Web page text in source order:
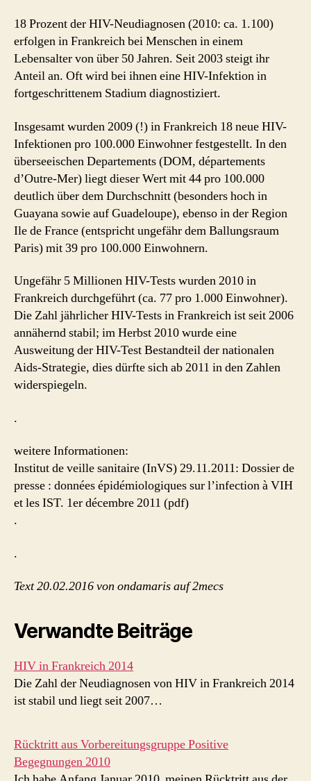
18 Prozent der HIV-Neudiagnosen (2010: ca. 1.100)
erfolgen in Frankreich bei Menschen in einem
Lebensalter von über 50 Jahren. Seit 2003 steigt ihr
Anteil an. Oft wird bei ihnen eine HIV-Infektion in
fortgeschrittenem Stadium diagnostiziert.
Insgesamt wurden 2009 (!) in Frankreich 18 neue HIV-
Infektionen pro 100.000 Einwohner festgestellt. In den
überseeischen Departements (DOM, départements
d’Outre-Mer) liegt dieser Wert mit 44 pro 100.000
deutlich über dem Durchschnitt (besonders hoch in
Guayana sowie auf Guadeloupe), ebenso in der Region
Ile de France (entspricht ungefähr dem Ballungsraum
Paris) mit 39 pro 100.000 Einwohnern.
Ungefähr 5 Millionen HIV-Tests wurden 2010 in
Frankreich durchgeführt (ca. 77 pro 1.000 Einwohner).
Die Zahl jährlicher HIV-Tests in Frankreich ist seit 2006
annähernd stabil; im Herbst 2010 wurde eine
Ausweitung der HIV-Test Bestandteil der nationalen
Aids-Strategie, dies dürfte sich ab 2011 in den Zahlen
widerspiegeln.
.
weitere Informationen:
Institut de veille sanitaire (InVS) 29.11.2011: Dossier de
presse : données épidémiologiques sur l’infection à VIH
et les IST. 1er décembre 2011 (pdf)
.
.
Text 20.02.2016 von ondamaris auf 2mecs
Verwandte Beiträge
HIV in Frankreich 2014
Die Zahl der Neudiagnosen von HIV in Frankreich 2014
ist stabil und liegt seit 2007…
Rücktritt aus Vorbereitungsgruppe Positive
Begegnungen 2010